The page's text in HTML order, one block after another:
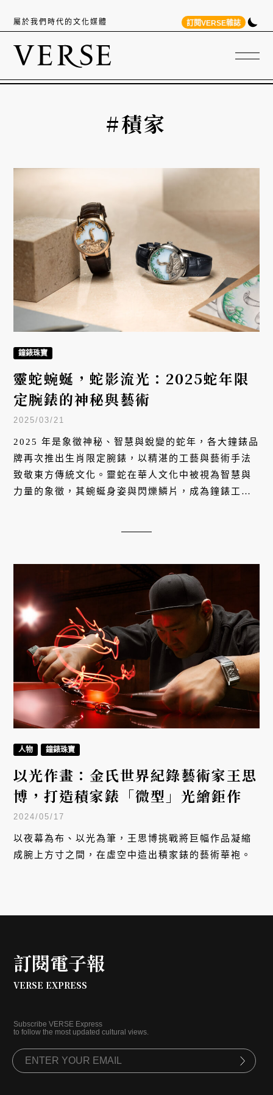
屬於我們時代的文化媒體 訂閱VERSE雜誌
#積家
鐘錶珠寶
靈蛇蜿蜒，蛇影流光：2025蛇年限
定腕錶的神秘與藝術
2025/03/21
2025 年是象徵神秘、智慧與蛻變的蛇年，各大鐘錶品
牌再次推出生肖限定腕錶，以精湛的工藝與藝術手法
致敬東方傳統文化。靈蛇在華人文化中被視為智慧與
力量的象徵，其蜿蜒身姿與閃爍鱗片，成為鐘錶工藝
人物 鐘錶珠寶
以光作畫：金氏世界紀錄藝術家王思
博，打造積家錶「微型」光繪鉅作
2024/05/17
以夜幕為布、以光為筆，王思博挑戰將巨幅作品凝縮
成腕上方寸之間，在虛空中造出積家錶的藝術華袍。
訂閱電子報
VERSE EXPRESS
Subscribe VERSE Express
to follow the most updated cultural views.